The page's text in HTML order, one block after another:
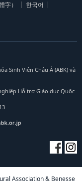
字）
한국어
Sinh Viên Châu Á (ABK) và
Hỗ trợ Giáo dục Quốc
Association & Benesse